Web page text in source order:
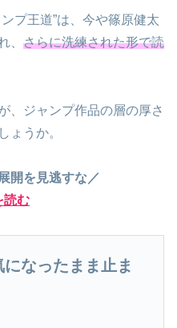
プ王道”は、今や篠原健太
、 さらに洗練された形で読
、ジャンプ作品の層の厚さ
ょうか。
開を見逃すな／
読む
なったまま止ま